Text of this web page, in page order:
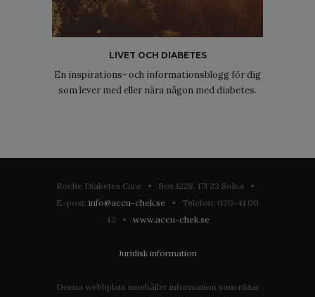
LIVET OCH DIABETES
En inspirations- och informationsblogg för dig
som lever med eller nära någon med diabetes.
Roche Diabetes Care • Box 1228, 171 23 Solna •
E-post: info@accu-chek.se • Telefon: 020-41 00
42 • www.accu-chek.se
Juridisk information
Denna webbplats innehåller information som riktar